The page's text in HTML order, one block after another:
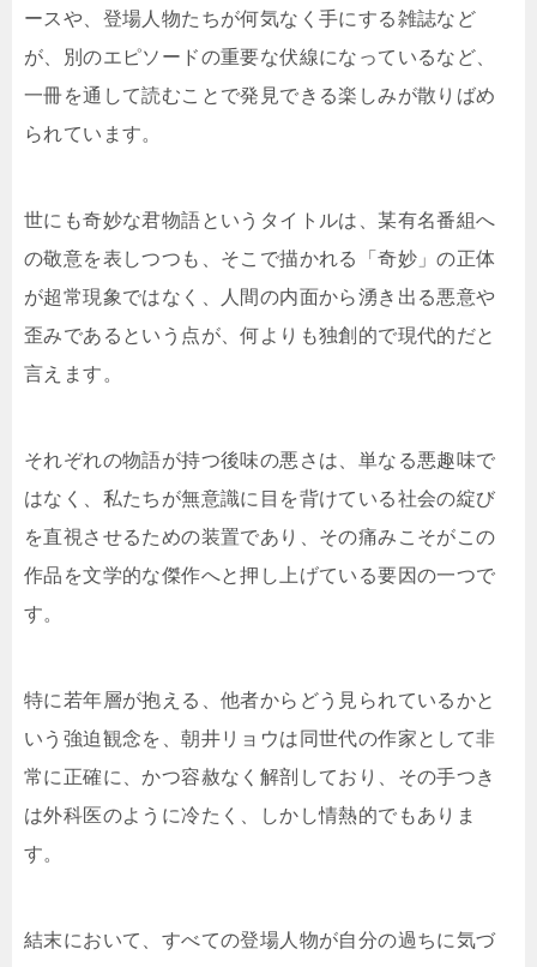
ースや、登場人物たちが何気なく手にする雑誌など
が、別のエピソードの重要な伏線になっているなど、
一冊を通して読むことで発見できる楽しみが散りばめ
られています。
世にも奇妙な君物語というタイトルは、某有名番組へ
の敬意を表しつつも、そこで描かれる「奇妙」の正体
が超常現象ではなく、人間の内面から湧き出る悪意や
歪みであるという点が、何よりも独創的で現代的だと
言えます。
それぞれの物語が持つ後味の悪さは、単なる悪趣味で
はなく、私たちが無意識に目を背けている社会の綻び
を直視させるための装置であり、その痛みこそがこの
作品を文学的な傑作へと押し上げている要因の一つで
す。
特に若年層が抱える、他者からどう見られているかと
いう強迫観念を、朝井リョウは同世代の作家として非
常に正確に、かつ容赦なく解剖しており、その手つき
は外科医のように冷たく、しかし情熱的でもありま
す。
結末において、すべての登場人物が自分の過ちに気づ